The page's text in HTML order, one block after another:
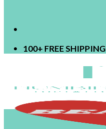
100+ FREE SHIPPING